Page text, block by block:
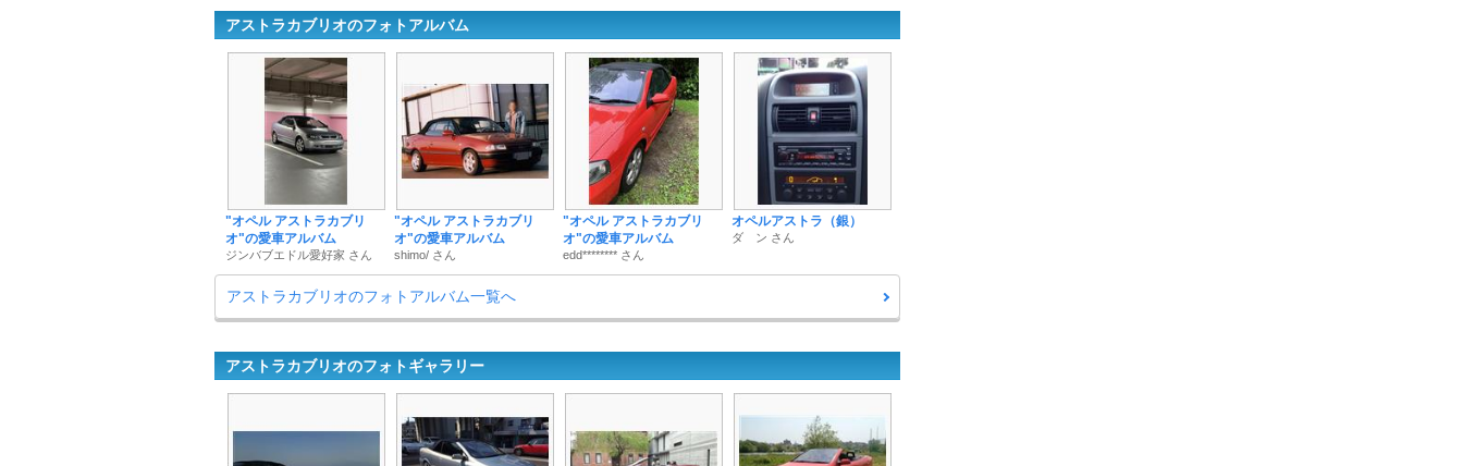
アストラカブリオのフォトアルバム
"オペル アストラカブリ
オ"の愛車アルバム
ジンバブエドル愛好家 さん
"オペル アストラカブリ
オ"の愛車アルバム
shimo/ さん
"オペル アストラカブリ
オ"の愛車アルバム
edd******** さん
オペルアストラ（銀）
ダ ン さん
アストラカブリオのフォトアルバム一覧へ
アストラカブリオのフォトギャラリー